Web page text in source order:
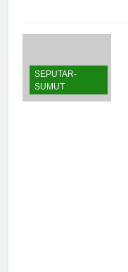
SEPUTAR-
SUMUT